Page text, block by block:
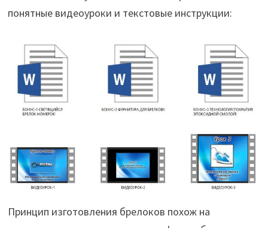
понятные видеоуроки и текстовые инструкции:
Принцип изготовления брелоков похож на